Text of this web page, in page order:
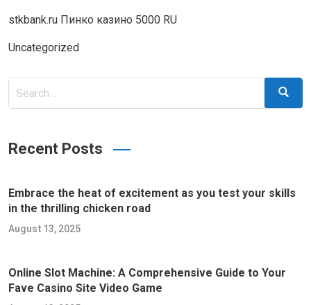
stkbank.ru Пинко казино 5000 RU
Uncategorized
Search
Search
Recent Posts
Embrace the heat of excitement as you test your skills
in the thrilling chicken road
August 13, 2025
Online Slot Machine: A Comprehensive Guide to Your
Fave Casino Site Video Game